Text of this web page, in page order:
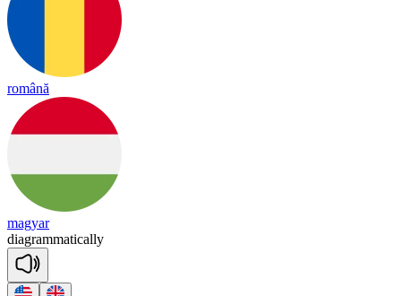
română
magyar
diagrammatically